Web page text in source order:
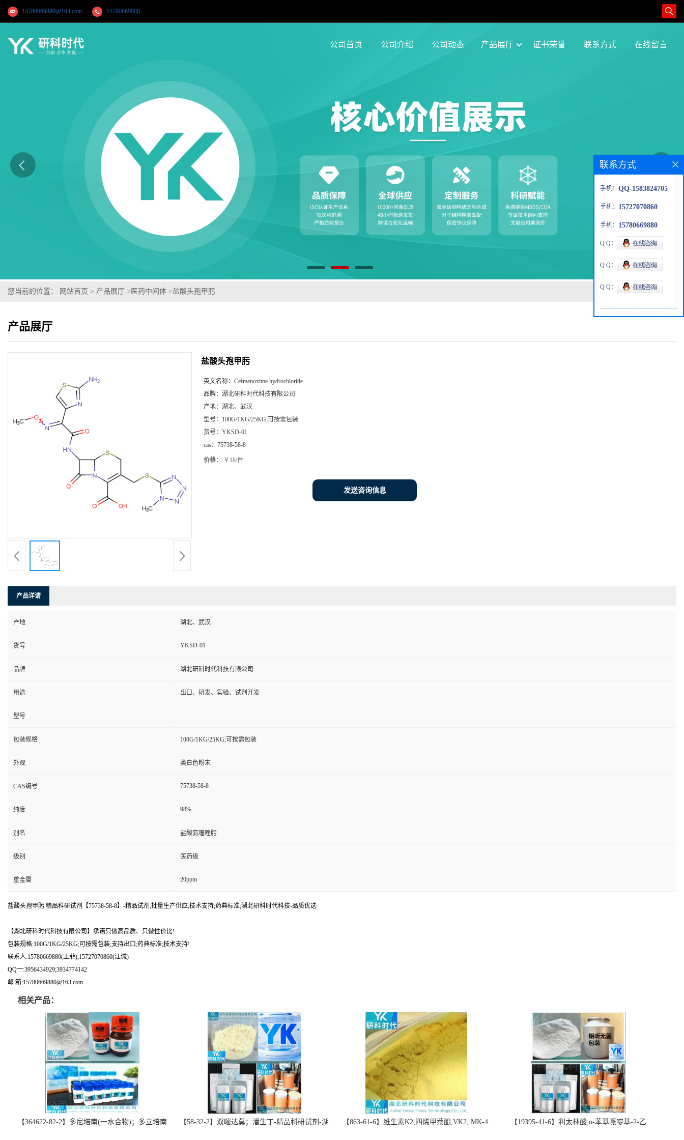
15780669880@163.com 15780669880
公司首页 公司介绍 公司动态 产品展厅 证书荣誉 联系方式 在线留言
您当前的位置： 网站首页 > 产品展厅 > 医药中间体 >盐酸头孢甲肟
产品展厅
盐酸头孢甲肟
英文名称： Cefmenoxime hydrochloride
品牌： 湖北研科时代科技有限公司
产地： 湖北、武汉
型号： 100G/1KG/25KG;可按需包装
货号： YKSD-01
cas： 75738-58-8
价格： ￥18/件
发送咨询信息
产品详请
产地 湖北、武汉
货号 YKSD-01
品牌 湖北研科时代科技有限公司
用途 出口、研发、实验、试剂开发
型号
包装规格 100G/1KG/25KG;可按需包装
外观 类白色粉末
CAS编号 75738-58-8
纯度 98%
别名 盐酸氨噻唑肟
级别 医药级
重金属 20ppm
盐酸头孢甲肟 精品科研试剂【75738-58-8】-精品试剂;批量生产供应;技术支持;药典标准;湖北研科时代科技-品质优选
【湖北研科时代科技有限公司】承诺只做高品质、只做性价比!
包装规格:100G/1KG/25KG;可按需包装;支持出口;药典标准;技术支持!
联系人:15780669880(王菲);15727070860(江诚)
QQ一:3956434929;3934774142
邮 箱:15780669880@163.com
相关产品：
【364622-82-2】多尼培南(一水合物)；多立培南
【58-32-2】双嘧达莫；潘生丁-精品科研试剂-湖
【863-61-6】维生素K2;四烯甲萘醌;VK2; MK-4:
【19395-41-6】利太林酸;α-苯基哌啶基-2-乙
联系方式
手机： QQ-1583824705
手机： 15727070860
手机： 15780669880
Q Q：
Q Q：
Q Q：